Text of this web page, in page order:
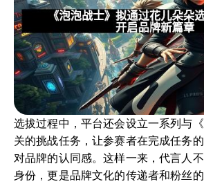
选拔过程中，平台还会设立一系列与
关的挑战任务，让参赛者在完成任务
对品牌的认同感。这样一来，代言人
身份，更是品牌文化的传递者和粉丝